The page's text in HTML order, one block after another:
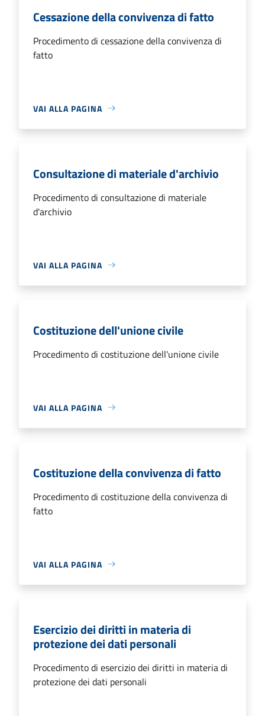
Cessazione della convivenza di fatto
Procedimento di cessazione della convivenza di
fatto
VAI ALLA PAGINA
Consultazione di materiale d'archivio
Procedimento di consultazione di materiale
d'archivio
VAI ALLA PAGINA
Costituzione dell'unione civile
Procedimento di costituzione dell'unione civile
VAI ALLA PAGINA
Costituzione della convivenza di fatto
Procedimento di costituzione della convivenza di
fatto
VAI ALLA PAGINA
Esercizio dei diritti in materia di
protezione dei dati personali
Procedimento di esercizio dei diritti in materia di
protezione dei dati personali